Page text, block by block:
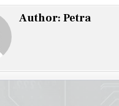
Author: Petra